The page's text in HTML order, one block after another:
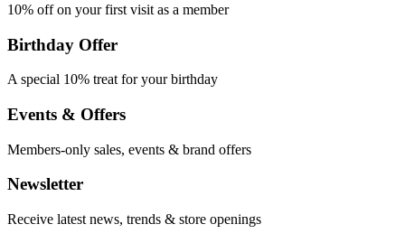
10% off on your first visit as a member
Birthday Offer
A special 10% treat for your birthday
Events & Offers​
Members-only sales, events & brand offers
Newsletter
Receive latest news, trends & store openings